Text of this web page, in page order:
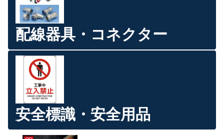
配線器具・コネクター
安全標識・安全用品